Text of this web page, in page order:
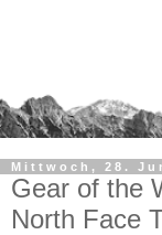
Mittwoch, 28.
Gear of the
North Face